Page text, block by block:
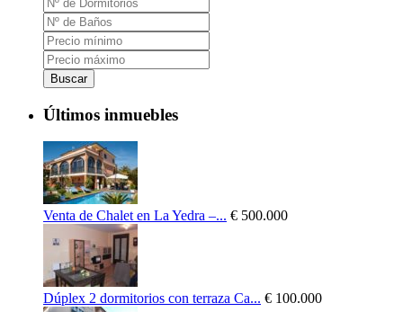
Buscar
Últimos inmuebles
Venta de Chalet en La Yedra –... € 500.000
Dúplex 2 dormitorios con terraza Ca... € 100.000